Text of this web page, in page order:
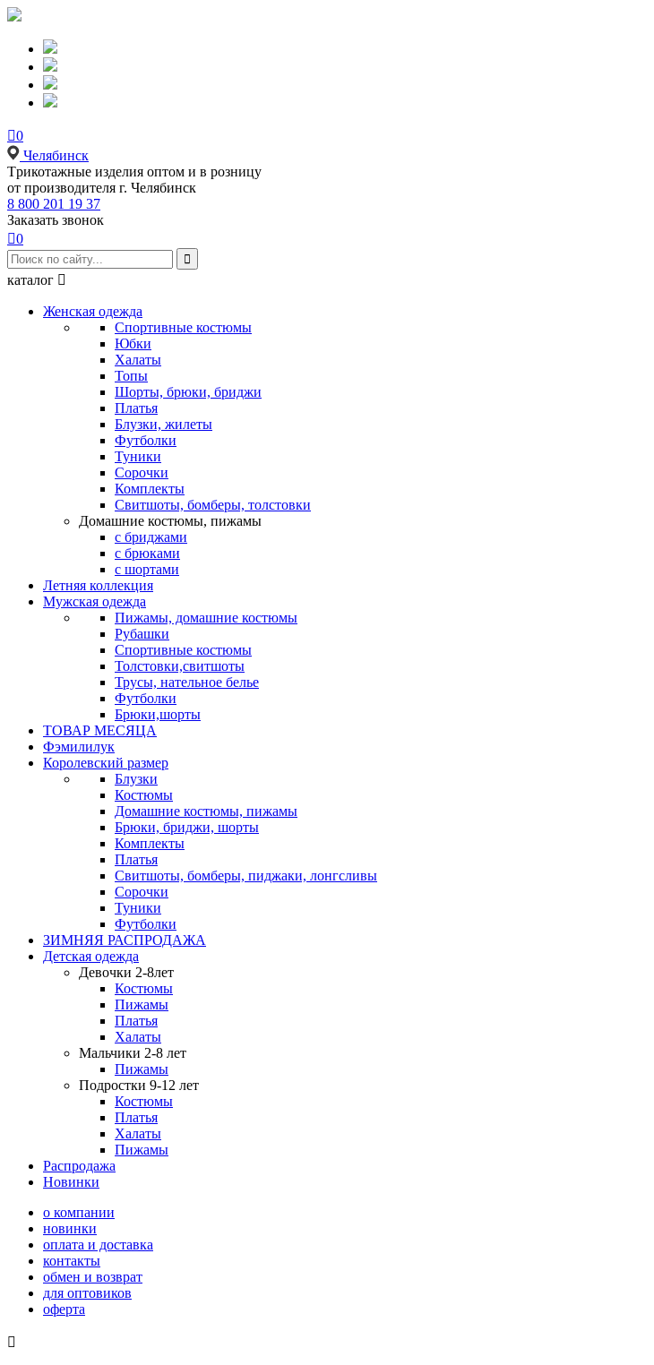
0
Челябинск
Tрикотажные изделия оптом и в розницу
от производителя г. Челябинск
8 800 201 19 37
Заказать звонок
0

каталог 
Женская одежда
Спортивные костюмы
Юбки
Халаты
Топы
Шорты, брюки, бриджи
Платья
Блузки, жилеты
Футболки
Туники
Сорочки
Комплекты
Свитшоты, бомберы, толстовки
Домашние костюмы, пижамы
с бриджами
с брюками
с шортами
Летняя коллекция
Мужская одежда
Пижамы, домашние костюмы
Рубашки
Спортивные костюмы
Толстовки,свитшоты
Трусы, нательное белье
Футболки
Брюки,шорты
ТОВАР МЕСЯЦА
Фэмилилук
Королевский размер
Блузки
Костюмы
Домашние костюмы, пижамы
Брюки, бриджи, шорты
Комплекты
Платья
Свитшоты, бомберы, пиджаки, лонгсливы
Сорочки
Туники
Футболки
ЗИМНЯЯ РАСПРОДАЖА
Детская одежда
Девочки 2-8лет
Костюмы
Пижамы
Платья
Халаты
Мальчики 2-8 лет
Пижамы
Подростки 9-12 лет
Костюмы
Платья
Халаты
Пижамы
Распродажа
Новинки
о компании
новинки
оплата и доставка
контакты
обмен и возврат
для оптовиков
оферта
